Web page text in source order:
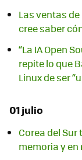
Las ventas
cree saber
“La IA Open
repite lo que
Linux de ser
01 julio
Corea del
memoria y en